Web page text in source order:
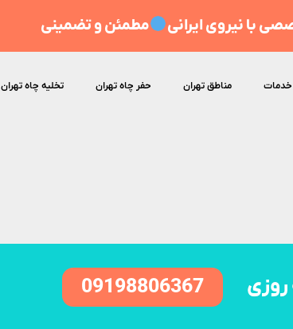
با نیروی ایرانی مطمئن و تضمینی
خدمات مناطق تهران حفر چاه تهران تخلیه چاه تهران
09198806367